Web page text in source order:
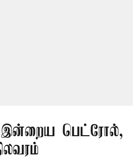
பெட்ரோல்,